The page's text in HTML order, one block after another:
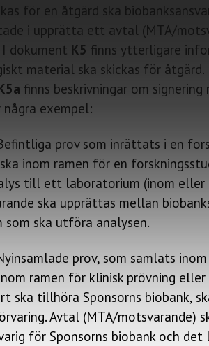
för en åtgärd ska
i upprätta ett avtal (MTA/
dokument K5 finns ytterligare
material ska skickas för åtgärd.
finns beskrivningar om
exempel:
prov som inrättats i en
inom ramen för en
till ett laboratorium (inom eller
ska upprättas mellan
som ska utföra analysen.
prov, som samlats
ramen för klinisk prövning
ska tillhöra Sponsorns biobank,
Avtal (MTA/motsvarande)
för Sponsorns biobank och